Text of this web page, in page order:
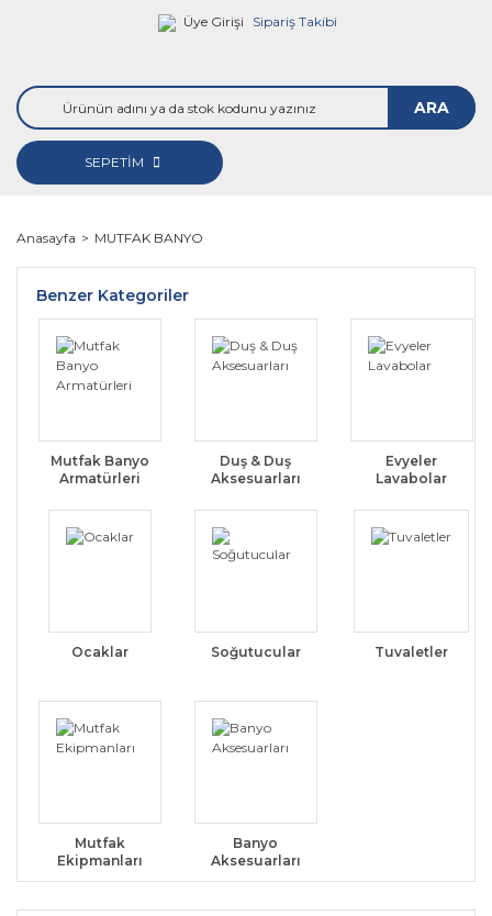
Üye Girişi Sipariş Takibi
ARA
SEPETİM
Anasayfa MUTFAK BANYO
Benzer Kategoriler
Mutfak Banyo
Armatürleri
Duş & Duş
Aksesuarları
Evyeler
Lavabolar
Ocaklar Soğutucular Tuvaletler
Mutfak
Ekipmanları
Banyo
Aksesuarları